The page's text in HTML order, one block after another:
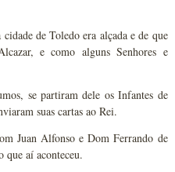
de Toledo era alçada e de que
e como alguns Senhores e
se partiram dele os Infantes de
suas cartas ao Rei.
Juan Alfonso e Dom Ferrando de
que aí aconteceu.